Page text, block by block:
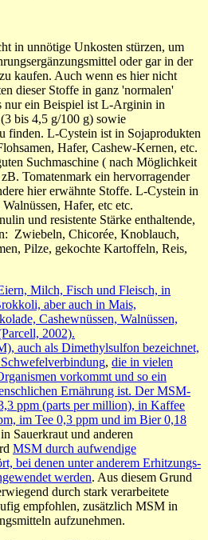
in unnötige Unkosten stürzen, um
oder gar in der
kaufen. Auch wenn es hier nicht
dieser Stoffe in ganz 'normalen'
nur ein Beispiel ist L-Arginin in
bis 4,5 g/100 g) sowie
finden. L-Cystein ist in Sojaprodukten
Hafer, Cashew-Kernen, etc.
Suchmaschine ( nach Möglichkeit
Tomatenmark ein hervorragender
hier erwähnte Stoffe. L-Cystein in
Hafer, etc etc.
und resistente Stärke enthaltende,
Zwiebeln, Chicorée, Knoblauch,
Pilze, gekochte Kartoffeln, Reis,
Milch, Fisch und Fleisch, in
aber auch in Mais,
Cashewnüssen, Walnüssen,
2002).
auch als Dimethylsulfon bezeichnet,
, die in vielen
vorkommt und so ein
Ernährung ist. Der MSM-
ppm (parts per million), in Kaffee
im Tee 0,3 ppm und im Bier 0,18
Sauerkraut und anderen
MSM durch aufwendige
bei denen unter anderem Erhitzungs-
werden. Aus diesem Grund
durch stark verarbeitete
empfohlen, zusätzlich MSM in
aufzunehmen.